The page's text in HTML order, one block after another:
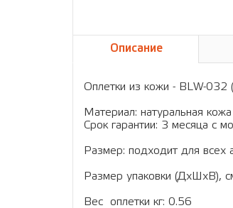
Описание
Оплетки из кожи - BLW-032
Материал: натуральная кожа
Срок гарантии: 3 месяца с
Размер: подходит для всех
Размер упаковки (ДхШхВ),
Вес оплетки кг: 0.56